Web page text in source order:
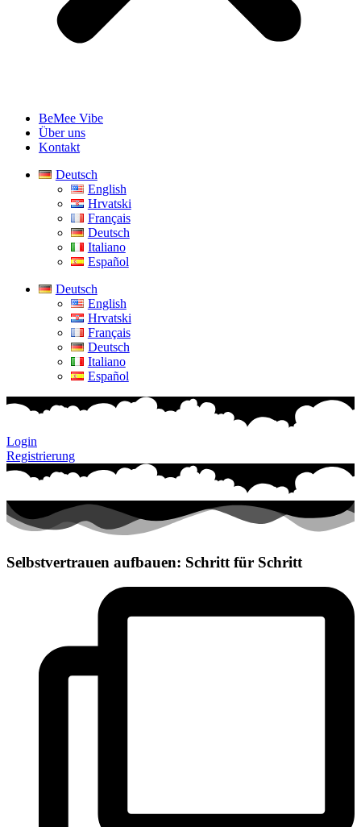
BeMee Vibe
Über uns
Kontakt
Deutsch
English
Hrvatski
Français
Deutsch
Italiano
Español
Deutsch
English
Hrvatski
Français
Deutsch
Italiano
Español
Login
Registrierung
Selbstvertrauen aufbauen: Schritt für Schritt